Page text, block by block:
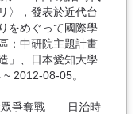
〉，發表於近代台
をめぐって國際學
：中研院主題計畫
」、日本愛知大學
2012-08-05。
眾爭奪戰――日治時